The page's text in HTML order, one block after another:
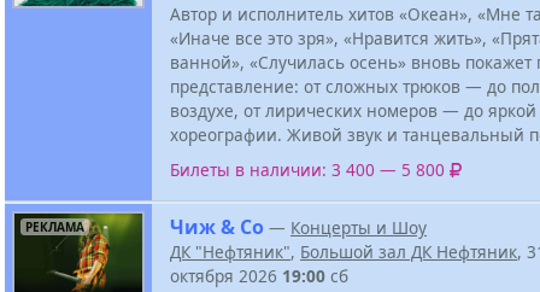
Автор и исполнитель хитов «Океан», «Мне
«Иначе все это зря», «Нравится жить»,
ванной», «Случилась осень» вновь покажет
представление: от сложных трюков — до
воздухе, от лирических номеров — до яркой
хореографии. Живой звук и танцевальный
Билеты в наличии: 3 400 — 5 800
РЕКЛАМА Чиж & Co — Концерты и Шоу
ДК "Нефтяник", Большой зал ДК Нефтяник,
октября 2026 19:00 сб